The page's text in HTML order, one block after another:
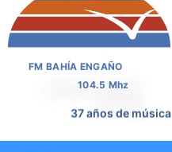
FM BAHÍA ENGAÑO
104.5 Mhz
37 años de noticias